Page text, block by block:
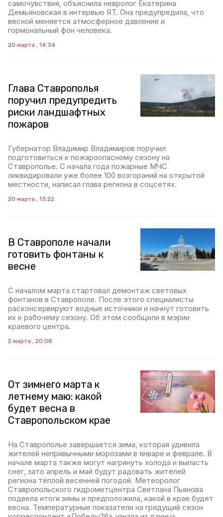
самочувствия, объяснила невролог Екатерина
Демьяновская в интервью RT. Она предупредила, что
весной меняется атмосферное давление и
гормональный фон человека.
20 марта , 14:34
Глава Ставрополья
поручил предупредить
риски ландшафтных
пожаров
Губернатор Владимир Владимиров поручил
подготовиться к пожароопасному сезону на
Ставрополье. С начала года пожарные МЧС
ликвидировали уже более 100 возгораний на открытой
местности, написал глава региона в соцсетях.
20 марта , 13:22
В Ставрополе начали
готовить фонтаны к
весне
С началом марта стартовал демонтаж световых
фонтанов в Ставрополе. После этого специалисты
расконсервируют водные источники и начнут готовить
их к рабочему сезону. Об этом сообщили в мэрии
краевого центра.
2 марта , 20:08
От зимнего марта к
летнему маю: какой
будет весна в
Ставропольском крае
На Ставрополье завершается зима, которая удивила
жителей непривычными морозами в январе и феврале. В
начале марта также могут нагрянуть холода и выпасть
снег, зато апрель и май будут радовать жителей
региона тёплой весенней погодой. Метеоролог
Ставропольского гидрометцентра Светлана Пьянова
подвела итоги зимы и предположила, какой в крае будет
весна. Температурные показатели на грядущий сезон